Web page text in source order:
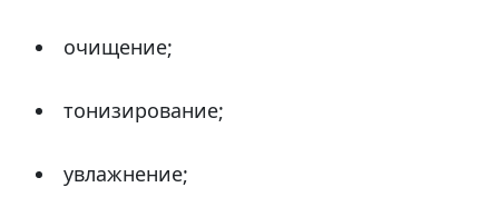
очищение;
тонизирование;
увлажнение;